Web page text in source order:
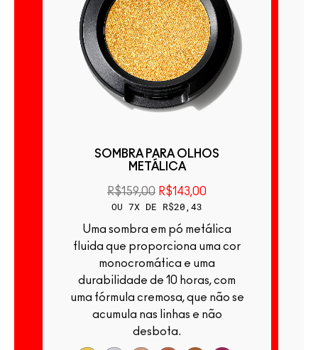
SOMBRA PARA OLHOS
METÁLICA
R$159,00 R$143,00
OU 7X DE R$20,43
Uma sombra em pó metálica
fluida que proporciona uma cor
monocromática e uma
durabilidade de 10 horas, com
uma fórmula cremosa, que não se
acumula nas linhas e não
desbota.